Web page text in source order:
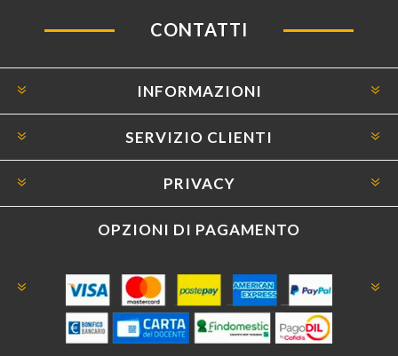
CONTATTI
INFORMAZIONI
SERVIZIO CLIENTI
PRIVACY
OPZIONI DI PAGAMENTO